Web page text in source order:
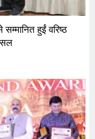
हुईं वरिष्ठ